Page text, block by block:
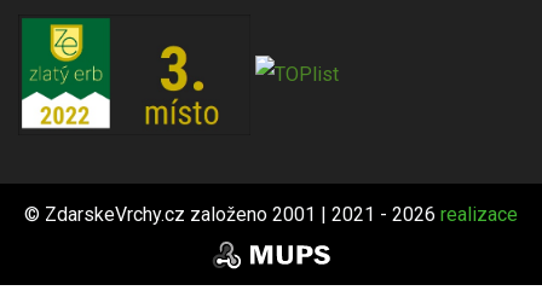
© ZdarskeVrchy.cz založeno 2001 | 2021 - 2026 realizace